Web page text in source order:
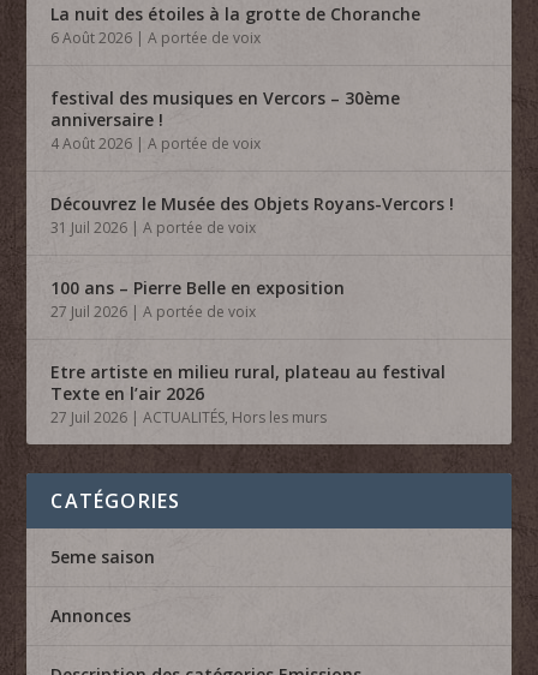
La nuit des étoiles à la grotte de Choranche
6 Août 2026 |A portée de voix
festival des musiques en Vercors – 30ème
anniversaire !
4 Août 2026 |A portée de voix
Découvrez le Musée des Objets Royans-Vercors !
31 Juil 2026 |A portée de voix
100 ans – Pierre Belle en exposition
27 Juil 2026 |A portée de voix
Etre artiste en milieu rural, plateau au festival
Texte en l’air 2026
27 Juil 2026 |ACTUALITÉS, Hors les murs
CATÉGORIES
5eme saison
Annonces